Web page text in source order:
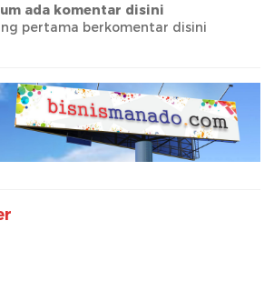
ada komentar disini
pertama berkomentar disini